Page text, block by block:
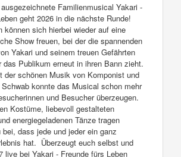
Familienmusical Yakari -
geht 2026 in die nächste Runde!
können sich hierbei wieder auf eine
Show freuen, bei der die spannenden
Yakari und seinem treuen Gefährten
das Publikum erneut in ihren Bann zieht.
der schönen Musik von Komponist und
konnte das Musical schon mehr
und Besucher überzeugen.
Kostüme, liebevoll gestalteten
energiegeladenen Tänze tragen
dass jede und jeder ein ganz
hat. Überzeugt euch selbst und
live bei Yakari - Freunde fürs Leben